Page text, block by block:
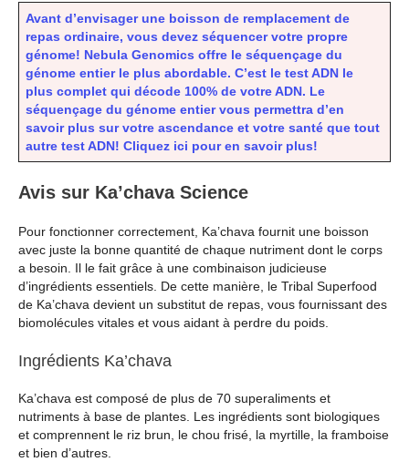
Avant d’envisager une boisson de remplacement de
repas ordinaire, vous devez séquencer votre propre
génome! Nebula Genomics offre le séquençage du
génome entier le plus abordable. C’est le test ADN le
plus complet qui décode 100% de votre ADN. Le
séquençage du génome entier vous permettra d’en
savoir plus sur votre ascendance et votre santé que tout
autre test ADN! Cliquez ici pour en savoir plus!
Avis sur Ka’chava Science
Pour fonctionner correctement, Ka’chava fournit une boisson
avec juste la bonne quantité de chaque nutriment dont le corps
a besoin. Il le fait grâce à une combinaison judicieuse
d’ingrédients essentiels. De cette manière, le Tribal Superfood
de Ka’chava devient un substitut de repas, vous fournissant des
biomolécules vitales et vous aidant à perdre du poids.
Ingrédients Ka’chava
Ka’chava est composé de plus de 70 superaliments et
nutriments à base de plantes. Les ingrédients sont biologiques
et comprennent le riz brun, le chou frisé, la myrtille, la framboise
et bien d’autres.